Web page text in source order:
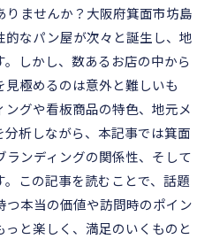
りませんか？大阪府箕面市坊島
的なパン屋が次々と誕生し、地
しかし、数あるお店の中から
見極めるのは意外と難しいも
グや看板商品の特色、地元メ
析しながら、本記事では箕面
ンディングの関係性、そして
この記事を読むことで、話題
つ本当の価値や訪問時のポイン
っと楽しく、満足のいくものと